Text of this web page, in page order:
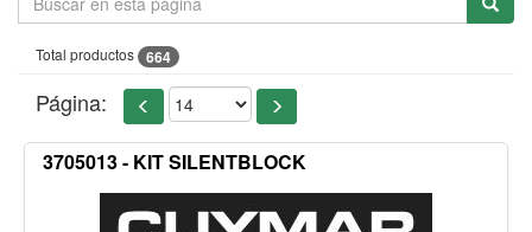
Total productos 664
Página:
3705013 - KIT SILENTBLOCK